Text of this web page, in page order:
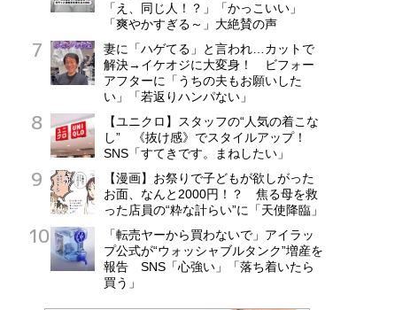
「え、同じ人！？」「かっこいい」
「爽やかすぎる～」大絶賛の声
妻に「ハゲてる」と言われ…カットで
解決→イケオジに大変身！ ビフォー
アフターに「うちの夫もお願いした
い」「若返りハンパない」
【ユニクロ】スタッフの“人気の着こな
し” 《抜け感》でスタイルアップ！
SNS「すてきです。まねしたい」
【漫画】お祭りで子どもが欲しがった
お面、なんと2000円！？ 焦る母を救
った店員の“粋な計らい”に「天使降臨」
「転売ヤーから買わないで」アイラッ
プ公式が“ウォッシャブルタンク”増産を
報告 SNS「心強い」「落ち着いたら
買う」